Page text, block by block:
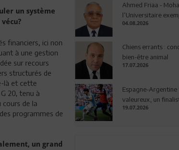
un système
financiers, ici non
à une gestion
sur recours
structurés de
là et cette
20, tenu à
de la
programmes de
un grand
Ahmed Friaa -
l’Universitaire
04.08.2026
Chiens errants :
bien-être animal
17.07.2026
Espagne-Argentine
valeureux, un
19.07.2026